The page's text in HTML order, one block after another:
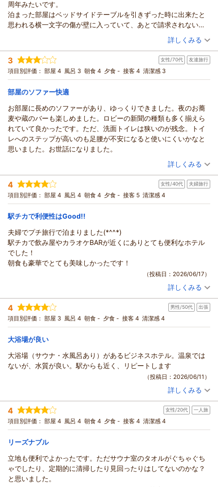
周年みたいです。
泊まった部屋はベッドサイドテーブルを引きずった時に出来たと
思われる横一文字の傷が壁に入っていて、あとで請求されないか
天井(床)が薄いようで、上の階で物を落としたり何かを置いたりす
るコツッ、ガタッというような音がしょっちゅう聞こえました。
アメニティはロビーで必要な分だけ持っていく近年よくあるスタ
イルではなく、部屋に既に置いてあります。
破ったら簡単に開きました。歯ブラシのヘッドがは大きいです。
電気ポットは内部に白カビ？と一瞬思いましたが、水の成分が固
着したものみたいで、ミネラルウォーターを沸かした客がいたの
かもしれません。
室内の風呂はお湯と水をそれぞれひねって自分で温度を調整する
タイプで水圧は結構強めでした。
いです。サウナもあります。特に嫌う要素がなければ大浴場がお
すすめです。
男性用は入り口が無施錠ですが、女性用は入り口に鍵があると室
内の案内に記載がありました。
ブンが2、3分程歩くとあります。駅と反対方向は21時過ぎで人通
りが全然なくセブンイレブンに他の客の姿はありませんでした。
ローソンは周りに飲食店が多いためか盛況でした。
駅方面に多くある飲食店は団体客が多く、土日は予約でいっぱい
だったり既に満席だったりでほとんど入れませんでした。
ホテル1階にある食事処を利用すればよかったと思います。
なく一ノ関駅から中尊寺までバス移動になります。電車移動の方
は8時半前にはチェックアウトした方が良いです。
一ノ関に泊まるのであれば良いホテルだと思います。
（投稿日：2026/06/29）
宿泊時期： 2026年06月宿泊 (一人旅)
投稿者： うずらさん
宿泊プラン： ＜素泊まり＞早割♪早得☆30日前までのお申込み限定☆
シングル 食事なし
宿泊価格帯： 8,001～9,000円(大人一人あたり/税込)
詳しくみる
3 女性/70代 友達旅行
項目別評価： 部屋 4 風呂 3 朝食 4 夕食 - 接客 4 清潔感 3
部屋のソファー快適
お部屋に長めのソファーがあり、ゆっくりできました。夜のお蕎
麦や蔵のバーも楽しめました。ロビーの新聞の種類も多く揃えら
れていて良かったです。ただ、洗面トイレは狭いのが残念。トイ
レへのステップが高いのも足腰が不安になると使いにくいかなと
思いました。お世話になりました。
（投稿日：2026/06/19）
宿泊時期： 2026年06月宿泊 (友達旅行)
投稿者： miekoさん (女性/70代)
宿泊プラン： ＜朝食付＞早割♪早得☆30日前までのお申込み限定☆
シングル 朝のみ
宿泊価格帯： 10,001～11,000円(大人一人あたり/税込)
詳しくみる
4 女性/40代 夫婦旅行
項目別評価： 部屋 4 風呂 4 朝食 4 夕食 - 接客 5 清潔感 4
駅チカで利便性はGood!!
夫婦でプチ旅行で泊まりました(*^^*)
駅チカで飲み屋やカラオケBARが近くにありとても便利なホテル
でした！
朝食も豪華でとても美味しかったです！
（投稿日：2026/06/17）
投稿者： シュラさん(女性/40代)
宿泊プラン： ＜朝食付＞☆スタンダードプラン☆ 男女別大浴場・サウナ・コ
インランドリー完備！蔵BARも!!
ツイン 朝のみ
宿泊価格帯： 11,001～12,000円(大人一人あたり/税込)
詳しくみる
4 男性/50代 出張
項目別評価： 部屋 3 風呂 4 朝食 - 夕食 - 接客 4 清潔感 4
大浴場が良い
大浴場（サウナ・水風呂あり）があるビジネスホテル。温泉では
ないが、水質が良い。駅からも近く、リピートします
（投稿日：2026/06/11）
投稿者： harayokohaさん(男性/50代)
宿泊プラン： ＜素泊まり＞☆スタンダードプラン☆ 男女別大浴場・サウナ・
コインランドリー完備！蔵BARも!!
シングル 食事なし
宿泊価格帯： 7,001～8,000円(大人一人あたり/税込)
詳しくみる
4 女性/20代 一人旅
項目別評価： 部屋 4 風呂 4 朝食 4 夕食 - 接客 4 清潔感 4
リーズナブル
立地も便利でよかったです。ただサウナ室のタオルがぐちゃぐち
ゃでしたり、定期的に清掃したり見回ったりはしてないのかな？
と思いました。